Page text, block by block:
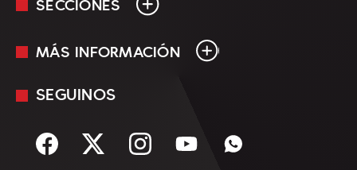
En Vivo
Sociedad
MÁS INFORMACIÓN
Mediakit
Términos y condiciones
SEGUINOS